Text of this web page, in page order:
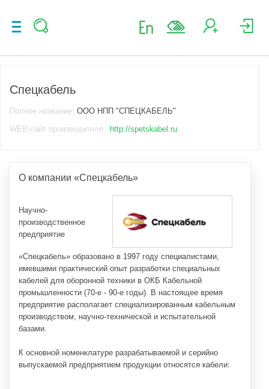
Спецкабель
Полное название: ООО НПП "СПЕЦКАБЕЛЬ"
WEB-сайт производителя:
http://spetskabel.ru
О компании «Спецкабель»
Научно-
производственное
предприятие
«Спецкабель» образовано в 1997 году специалистами,
имевшими практический опыт разработки специальных
кабелей для оборонной техники в ОКБ Кабельной
промышленности (70-е - 90-е годы). В настоящее время
предприятие располагает специализированным кабельным
производством, научно-технической и испытательной
базами.
К основной номенклатуре разрабатываемой и серийно
выпускаемой предприятием продукции относятся кабели: